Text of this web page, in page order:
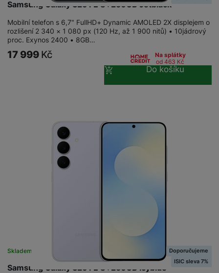
Samsung Galaxy S25 FE 8+256GB Jetblack
Mobilní telefon s 6,7" FullHD+ Dynamic AMOLED 2X displejem o
rozlišení 2 340 × 1 080 px (120 Hz, až 1 900 nitů) • 10jádrový
proc. Exynos 2400 • 8GB…
17 999 Kč
Na splátky
od 463 Kč
Do košíku
Samsung Galaxy S25 FE 8+256GB Icyblue
Skladem
Doporučujeme
ISIC sleva 7%